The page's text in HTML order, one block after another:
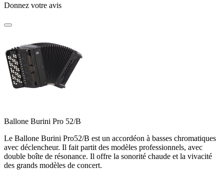
Donnez votre avis
Ballone Burini Pro 52/B
Le Ballone Burini Pro52/B est un accordéon à basses chromatiques
avec déclencheur. Il fait partit des modèles professionnels, avec
double boîte de résonance. Il offre la sonorité chaude et la vivacité
des grands modèles de concert.